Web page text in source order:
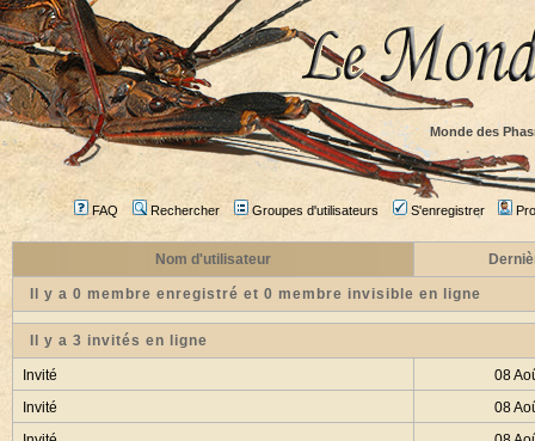
Monde des
FAQ Rechercher Groupes d'utilisateurs S'enregistrer
Nom d'utilisateur
Il y a 0 membre enregistré et 0 membre invisible en ligne
Il y a 3 invités en ligne
Invité
08
Invité
08